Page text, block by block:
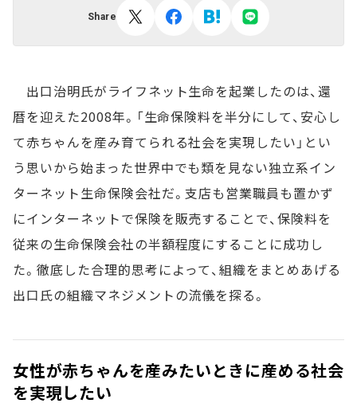
Share
出口治明氏がライフネット生命を起業したのは、還
暦を迎えた2008年。「生命保険料を半分にして、安心し
て赤ちゃんを産み育てられる社会を実現したい」とい
う思いから始まった世界中でも類を見ない独立系イン
ターネット生命保険会社だ。支店も営業職員も置かず
にインターネットで保険を販売することで、保険料を
従来の生命保険会社の半額程度にすることに成功し
た。徹底した合理的思考によって、組織をまとめあげる
出口氏の組織マネジメントの流儀を探る。
女性が赤ちゃんを産みたいときに産める社会
を実現したい